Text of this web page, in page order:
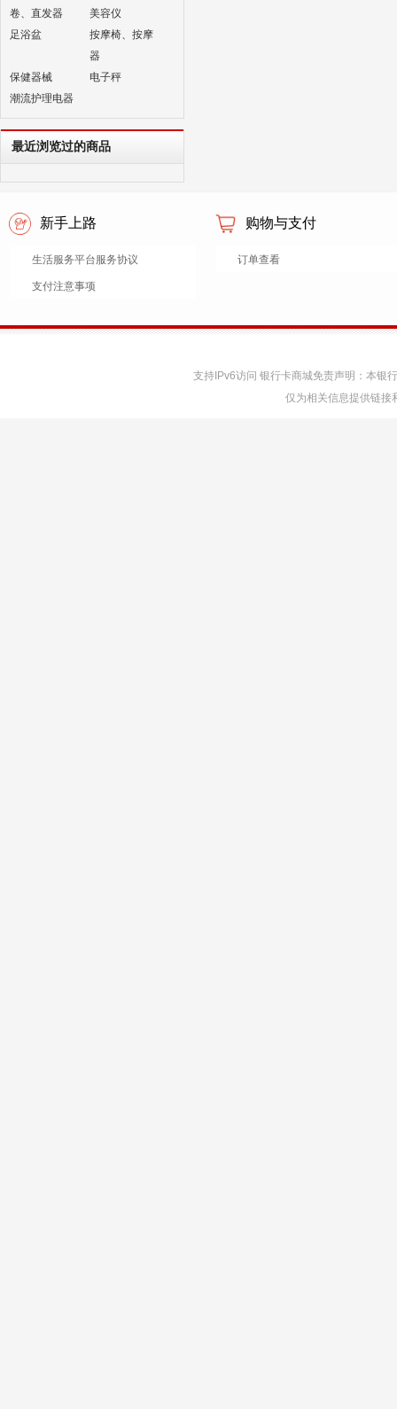
卷、直发器
美容仪
足浴盆
按摩椅、按摩
器
保健器械
电子秤
潮流护理电器
最近浏览过的商品
新手上路
生活服务平台服务协议
支付注意事项
购物与支付
订单查看
支持IPv6访问 银行卡商城免责声明：本银
仅为相关信息提供链接